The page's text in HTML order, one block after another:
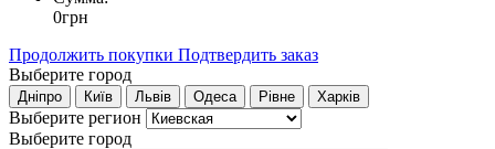
0грн
Продолжить покупки Подтвердить заказ
Выберите город
Дніпро Київ Львів Одеса Рівне Харків
Выберите регион
Выберите город